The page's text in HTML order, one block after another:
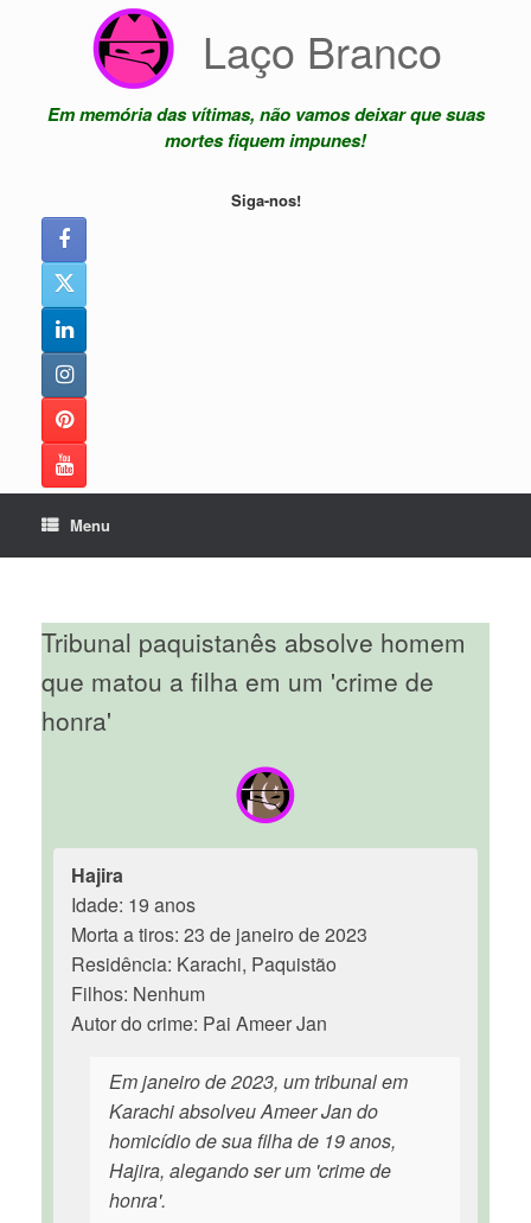
Laço Branco
Em memória das vítimas, não vamos deixar que suas
mortes fiquem impunes!
Siga-nos!
Menu
Tribunal paquistanês absolve homem
que matou a filha em um 'crime de
honra'
Hajira
Idade: 19 anos
Morta a tiros: 23 de janeiro de 2023
Residência: Karachi, Paquistão
Filhos: Nenhum
Autor do crime: Pai Ameer Jan
Em janeiro de 2023, um tribunal em
Karachi absolveu Ameer Jan do
homicídio de sua filha de 19 anos,
Hajira, alegando ser um 'crime de
honra'.